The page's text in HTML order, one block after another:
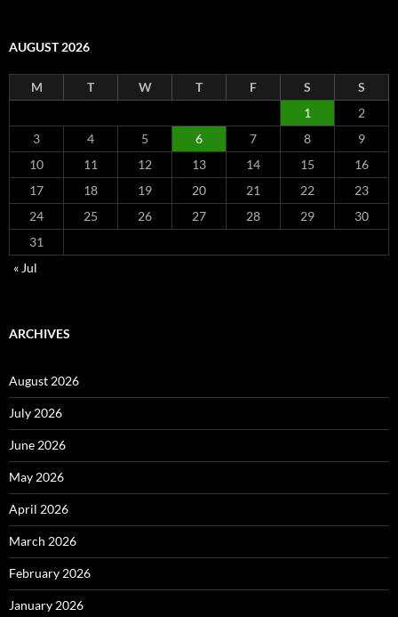
AUGUST 2026
M T W T F S
S
1
2
3
4 5 6 7 8
9
10
11 12 13 14 15
16
17
18 19 20 21 22
23
24
25 26 27 28 29
30
31
« Jul
ARCHIVES
August 2026
July 2026
June 2026
May 2026
April 2026
March 2026
February 2026
January 2026